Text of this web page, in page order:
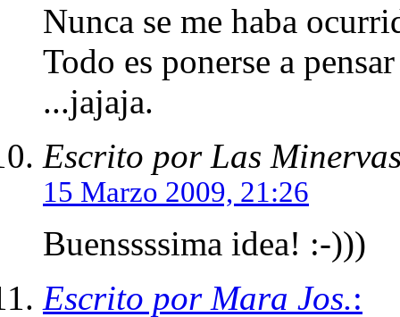
Nunca se me haba
Todo es ponerse a
...jajaja.
Escrito por Las
15 Marzo 2009, 21:26
Buenssssima idea! :-)))
Escrito por Mara Jos.: